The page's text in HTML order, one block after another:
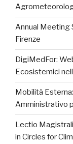
Annual Meeting
Firenze
DigiMedFor:
Ecosistemici
Mobilità
Amministrativo
Lectio
in Circles for